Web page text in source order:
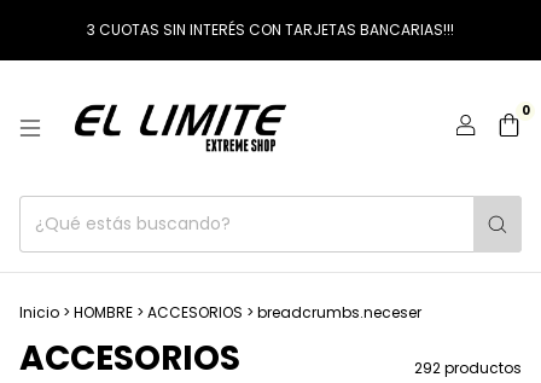
3 CUOTAS SIN INTERÉS CON TARJETAS BANCARIAS!!!
0
Inicio > HOMBRE > ACCESORIOS > breadcrumbs.neceser
ACCESORIOS 292 productos